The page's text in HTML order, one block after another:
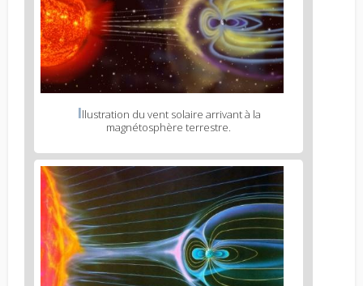
Illustration du vent solaire arrivant à la
magnétosphère terrestre.